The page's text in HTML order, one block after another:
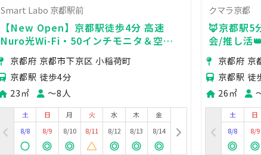
Smart Labo 京都駅前
【New Open】京都駅徒歩4分 高速
Nuro光Wi-Fi・50インチモニタ＆空間
除菌型空気清浄機/除菌グッズ/ドリンク
無料！
京都府 京都市下京区 小稲荷町
京都駅 徒歩4分
23㎡
〜8人
土
8/8
日
8/9
月
8/10
火
8/11
水
8/12
木
8/13
金
8/14
クマラ京都
🦊京都駅5
会/推し活
ス/会議/大
京都府 京
京都駅 徒
26㎡
土
8/8
日
8/9